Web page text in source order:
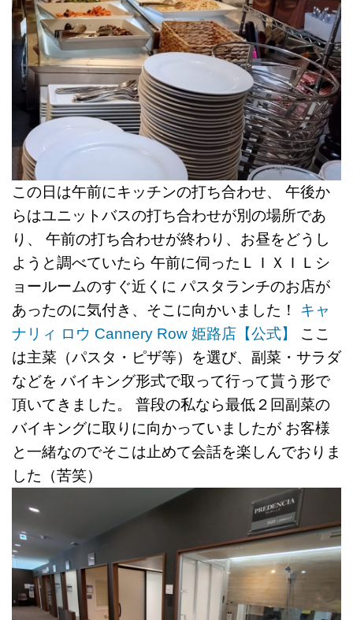
この日は午前にキッチンの打ち合わせ、
午後か
らはユニットバスの打ち合わせが別の場所であ
り、
午前の打ち合わせが終わり、お昼をどうし
ようと調べていたら 午前に伺ったＬＩＸＩＬシ
ョールームのすぐ近くに パスタランチのお店が
あったのに気付き、そこに向かいました！
キャ
ナリィ ロウ Cannery Row 姫路店【公式】
ここ
は主菜（パスタ・ピザ等）を選び、副菜・サラダ
などを バイキング形式で取って行って貰う形で
頂いてきました。 普段の私なら最低２回副菜の
バイキングに取りに向かっていましたが お客様
と一緒なのでそこは止めて会話を楽しんでおりま
した（苦笑）